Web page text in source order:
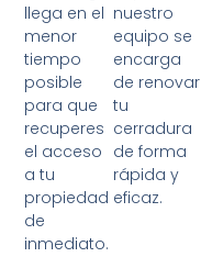
llega en el
menor
tiempo
posible
para que
recuperes
el acceso
a tu
propiedad
de
inmediato.
nuestro
equipo se
encarga
de renovar
tu
cerradura
de forma
rápida y
eficaz.